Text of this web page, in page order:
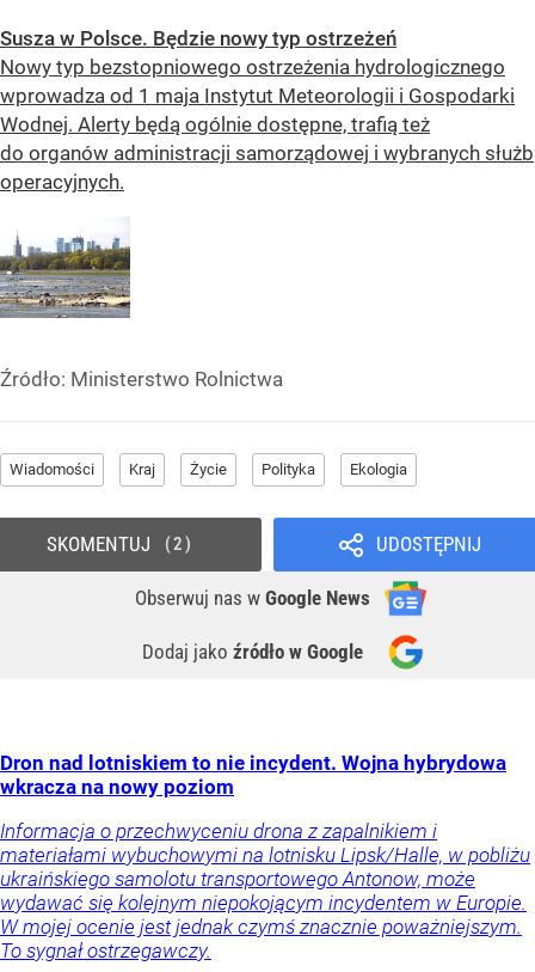
Susza w Polsce. Będzie nowy typ ostrzeżeń
Nowy typ bezstopniowego ostrzeżenia hydrologicznego
wprowadza od 1 maja Instytut Meteorologii i Gospodarki
Wodnej. Alerty będą ogólnie dostępne, trafią też
do organów administracji samorządowej i wybranych służb
operacyjnych.
Źródło: Ministerstwo Rolnictwa
Wiadomości Kraj Życie Polityka Ekologia
UDOSTĘPNIJ
Obserwuj nas w Google News
Dodaj jako źródło w Google
SKOMENTUJ 2
Dron nad lotniskiem to nie incydent. Wojna hybrydowa
wkracza na nowy poziom
Informacja o przechwyceniu drona z zapalnikiem i
materiałami wybuchowymi na lotnisku Lipsk/Halle, w pobliżu
ukraińskiego samolotu transportowego Antonow, może
wydawać się kolejnym niepokojącym incydentem w Europie.
W mojej ocenie jest jednak czymś znacznie poważniejszym.
To sygnał ostrzegawczy.